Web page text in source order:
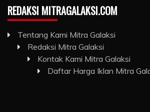
REDAKSI MITRAGALAKSI.COM
Tentang Kami Mitra Galaksi
Redaksi Mitra Galaksi
Kontak Kami Mitra Galaksi
Daftar Harga Iklan Mitra